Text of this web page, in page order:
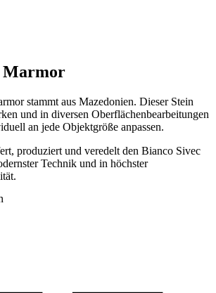
Marmor
stammt aus Mazedonien. Dieser Stein
und in diversen Oberflächenbearbeitungen
an jede Objektgröße anpassen.
produziert und veredelt den Bianco Sivec
Technik und in höchster